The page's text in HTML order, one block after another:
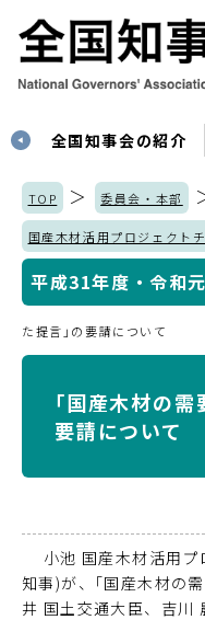
全国知事会の紹介
TOP ＞ 委員会・本部
国産木材活用プロジェクト
平成31年度・令和
た提言｣の要請について
｢国産木材の需
要請について
小池 国産木材活用プ
知事)が、｢国産木材の
井 国土交通大臣、吉川